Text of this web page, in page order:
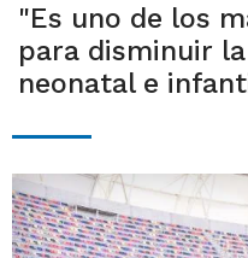
"Es uno de los
para disminuir
neonatal e